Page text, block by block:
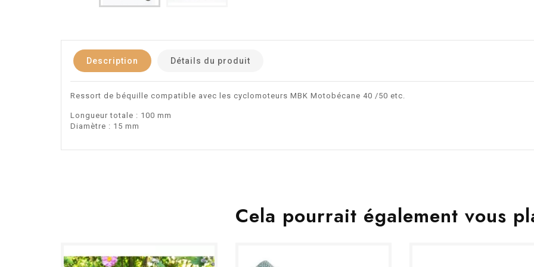
Description Détails du produit
Ressort de béquille compatible avec les cyclomoteurs MBK Motobécane 40 /50 etc.
Longueur totale : 100 mm
Diamètre : 15 mm
Cela pourrait également vous